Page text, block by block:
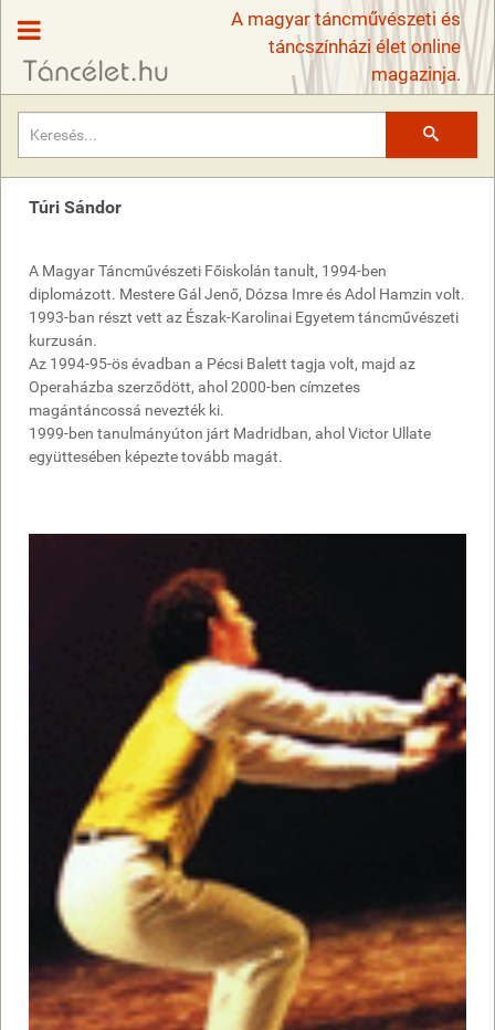
A magyar táncművészeti és
táncszínházi élet online
magazinja.
Túri Sándor
A Magyar Táncművészeti Főiskolán tanult, 1994-ben
diplomázott. Mestere Gál Jenő, Dózsa Imre és Adol Hamzin volt.
1993-ban részt vett az Észak-Karolinai Egyetem táncművészeti
kurzusán.
Az 1994-95-ös évadban a Pécsi Balett tagja volt, majd az
Operaházba szerződött, ahol 2000-ben címzetes
magántáncossá nevezték ki.
1999-ben tanulmányúton járt Madridban, ahol Victor Ullate
együttesében képezte tovább magát.